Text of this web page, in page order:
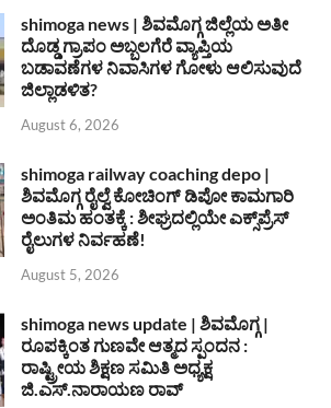
shimoga news | ಶಿವಮೊಗ್ಗ ಜಿಲ್ಲೆಯ ಅತೀ
ದೊಡ್ಡ ಗ್ರಾಪಂ ಅಬ್ಬಲಗೆರೆ ವ್ಯಾಪ್ತಿಯ
ಬಡಾವಣೆಗಳ ನಿವಾಸಿಗಳ ಗೋಳು ಆಲಿಸುವುದೆ
ಜಿಲ್ಲಾಡಳಿತ?
August 6, 2026
shimoga railway coaching depo |
ಶಿವಮೊಗ್ಗ ರೈಲ್ವೆ ಕೋಚಿಂಗ್ ಡಿಪೋ ಕಾಮಗಾರಿ
ಅಂತಿಮ ಹಂತಕ್ಕೆ : ಶೀಘ್ರದಲ್ಲಿಯೇ ಎಕ್ಸ್‌ಪ್ರೆಸ್
ರೈಲುಗಳ ನಿರ್ವಹಣೆ!
August 5, 2026
shimoga news update | ಶಿವಮೊಗ್ಗ |
ರೂಪಕ್ಕಿಂತ ಗುಣವೇ ಆತ್ಮದ ಸ್ಪಂದನ :
ರಾಷ್ಟ್ರೀಯ ಶಿಕ್ಷಣ ಸಮಿತಿ ಅಧ್ಯಕ್ಷ
ಜಿ.ಎಸ್.ನಾರಾಯಣ ರಾವ್